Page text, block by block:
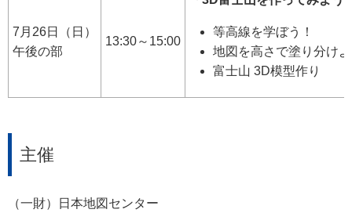
7月26日（日）
午後の部
13:30～15:00
等高線を学ぼう！
地図を高さで塗り分け
富士山 3D模型作り
主催
（一財）日本地図センター